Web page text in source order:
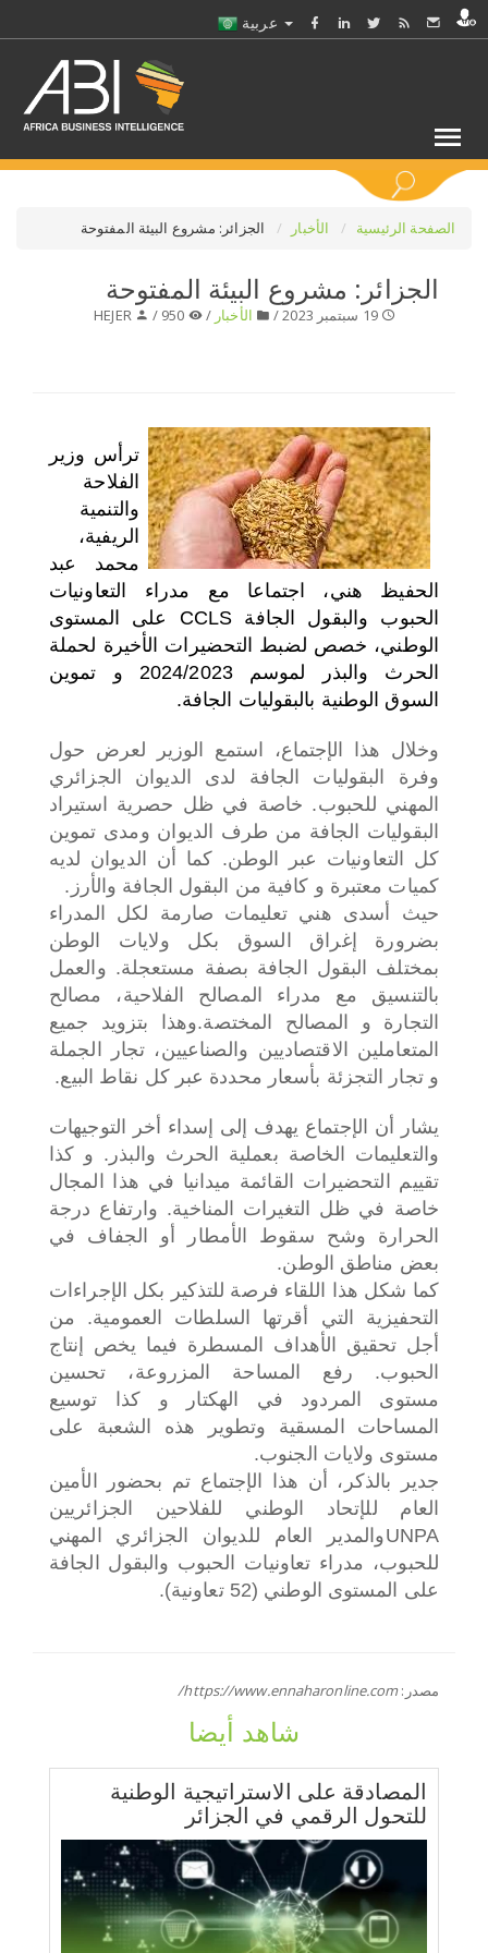
اختر قطاع / القطاعات
حدد الفئة
اختر بلدا/بلدان
الصفحة الرئيسية الأخبار الجزائر: مشروع البيئة المفتوحة
الجزائر: مشروع البيئة المفتوحة
19 سبتمبر 2023 / الأخبار /
HEJER
ترأس وزير
الفلاحة
والتنمية
الريفية،
محمد عبد
الحفيظ هني، اجتماعا مع مدراء التعاونيات
الحبوب والبقول الجافة CCLS على المستوى
الوطني، خصص لضبط التحضيرات الأخيرة لحملة
الحرث والبذر لموسم 2024/2023 و تموين
السوق الوطنية بالبقوليات الجافة.
وخلال هذا الإجتماع، استمع الوزير لعرض حول
وفرة البقوليات الجافة لدى الديوان الجزائري
المهني للحبوب. خاصة في ظل حصرية استيراد
البقوليات الجافة من طرف الديوان ومدى تموين
كل التعاونيات عبر الوطن. كما أن الديوان لديه
كميات معتبرة و كافية من البقول الجافة والأرز.
حيث أسدى هني تعليمات صارمة لكل المدراء
بضرورة إغراق السوق بكل ولايات الوطن
بمختلف البقول الجافة بصفة مستعجلة. والعمل
بالتنسيق مع مدراء المصالح الفلاحية، مصالح
التجارة و المصالح المختصة.وهذا بتزويد جميع
المتعاملين الاقتصاديين والصناعيين، تجار الجملة
و تجار التجزئة بأسعار محددة عبر كل نقاط البيع.
يشار أن الإجتماع يهدف إلى إسداء أخر التوجيهات
والتعليمات الخاصة بعملية الحرث والبذر. و كذا
تقييم التحضيرات القائمة ميدانيا في هذا المجال
خاصة في ظل التغيرات المناخية. وارتفاع درجة
الحرارة وشح سقوط الأمطار أو الجفاف في
بعض مناطق الوطن.
كما شكل هذا اللقاء فرصة للتذكير بكل الإجراءات
التحفيزية التي أقرتها السلطات العمومية. من
أجل تحقيق الأهداف المسطرة فيما يخص إنتاج
الحبوب. رفع المساحة المزروعة، تحسين
مستوى المردود في الهكتار و كذا توسيع
المساحات المسقية وتطوير هذه الشعبة على
مستوى ولايات الجنوب.
جدير بالذكر، أن هذا الإجتماع تم بحضور الأمين
العام للإتحاد الوطني للفلاحين الجزائريين
UNPAوالمدير العام للديوان الجزائري المهني
للحبوب، مدراء تعاونيات الحبوب والبقول الجافة
على المستوى الوطني (52 تعاونية).
مصدر:https://www.ennaharonline.com/
شاهد أيضا
المصادقة على الاستراتيجية الوطنية
للتحول الرقمي في الجزائر